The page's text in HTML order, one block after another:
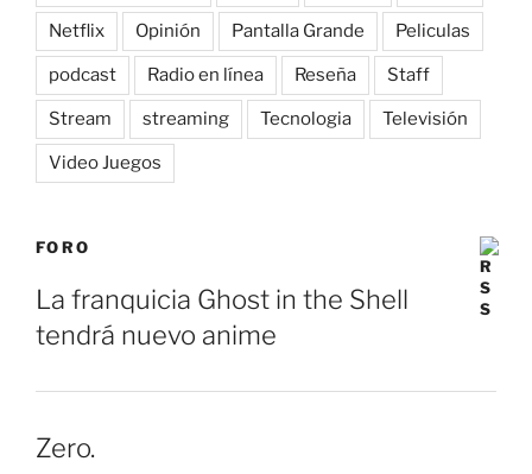
Netflix Opinión Pantalla Grande Peliculas
podcast Radio en línea Reseña Staff
Stream streaming Tecnologia Televisión
Video Juegos
FORO
La franquicia Ghost in the Shell
tendrá nuevo anime
Zero.